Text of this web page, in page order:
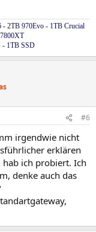
2TB 970Evo - 1TB Crucial
- 1TB SSD
#6
irgendwie nicht
erklären
ich probiert. Ich
denke auch das